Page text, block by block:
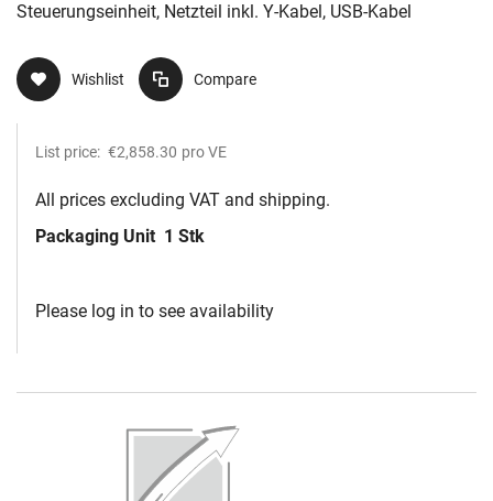
Steuerungseinheit, Netzteil inkl. Y-Kabel, USB-Kabel
Wishlist Compare
List price: €2,858.30 pro VE
All prices excluding VAT and shipping.
Packaging Unit 1 Stk
Please log in to see availability